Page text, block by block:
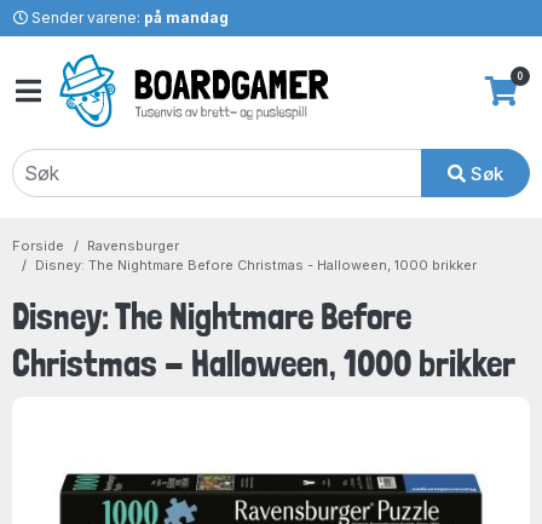
Sender varene: på mandag
Søk
0
Forside
Ravensburger
Disney: The Nightmare Before Christmas - Halloween, 1000 brikker
Disney: The Nightmare Before
Christmas - Halloween, 1000 brikker